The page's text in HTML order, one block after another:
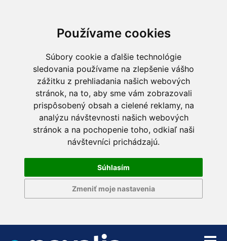
Používame cookies
Súbory cookie a ďalšie technológie
sledovania používame na zlepšenie vášho
zážitku z prehliadania našich webových
stránok, na to, aby sme vám zobrazovali
prispôsobený obsah a cielené reklamy, na
analýzu návštevnosti našich webových
stránok a na pochopenie toho, odkiaľ naši
návštevníci prichádzajú.
Súhlasím
Zmeniť moje nastavenia